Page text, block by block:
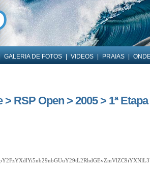
GALERIA DE FOTOS VIDEOS PRAIAS
RSP Open > 2005 > 1ª